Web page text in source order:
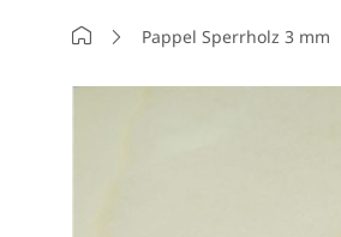
StartseitePappel Sperrholz 3 mm